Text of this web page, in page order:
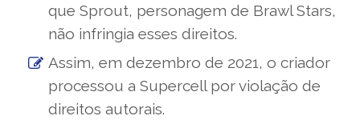
que Sprout, personagem de Brawl Stars,
não infringia esses direitos.
Assim, em dezembro de 2021, o criador
processou a Supercell por violação de
direitos autorais.